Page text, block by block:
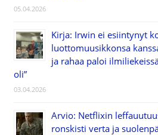
05.04.2026
Kirja: Irwin ei esiintynyt
luottomuusikkonsa
ja rahaa paloi
oli”
03.04.2026
Arvio: Netflixin
ronskisti verta ja